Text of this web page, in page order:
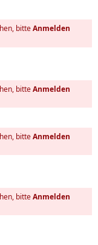
bitteAnmelden
bitteAnmelden
bitteAnmelden
bitteAnmelden